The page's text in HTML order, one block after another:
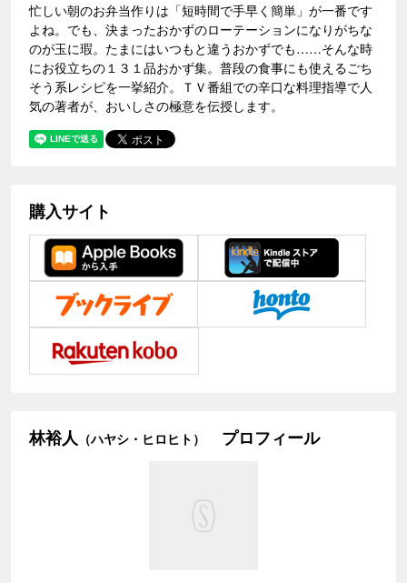
忙しい朝のお弁当作りは「短時間で手早く簡単」が一番です
よね。でも、決まったおかずのローテーションになりがちな
のが玉に瑕。たまにはいつもと違うおかずでも……そんな時
にお役立ちの１３１品おかず集。普段の食事にも使えるごち
そう系レシピを一挙紹介。ＴＶ番組での辛口な料理指導で人
気の著者が、おいしさの極意を伝授します。
購入サイト
林裕人 （ハヤシ・ヒロヒト） プロフィール